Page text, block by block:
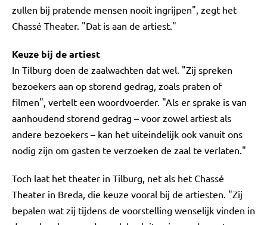
zullen bij pratende mensen nooit ingrijpen", zegt het
Chassé Theater. "Dat is aan de artiest."
Keuze bij de artiest
In Tilburg doen de zaalwachten dat wel. "Zij spreken
bezoekers aan op storend gedrag, zoals praten of
filmen", vertelt een woordvoerder. "Als er sprake is van
aanhoudend storend gedrag – voor zowel artiest als
andere bezoekers – kan het uiteindelijk ook vanuit ons
nodig zijn om gasten te verzoeken de zaal te verlaten."
Toch laat het theater in Tilburg, net als het Chassé
Theater in Breda, die keuze vooral bij de artiesten. "Zij
bepalen wat zij tijdens de voorstelling wenselijk vinden in